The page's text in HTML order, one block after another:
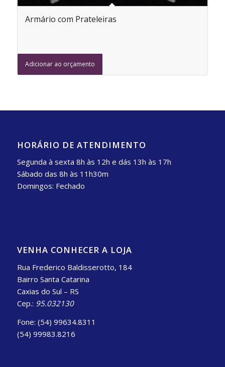
Armário com Prateleiras
Adicionar ao orçamento
HORÁRIO DE ATENDIMENTO
Segunda à sexta 8h às 12h e dás 13h às 17h
Sábado das 8h às 11h30m
Domingos: Fechado
VENHA CONHECER A LOJA
Rua Frederico Baldisserotto, 184
Bairro Santa Catarina
Caxias do Sul – RS
Cep.: 95.032130
Fone: (54) 99634.8311
(54) 99983.8216